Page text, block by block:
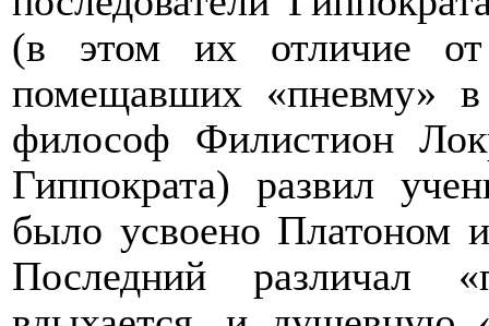
(в этом их отличие от
помещавших «пневму»
философ Филистион
Гиппократа) развил
было усвоено Платоном
Последний различал